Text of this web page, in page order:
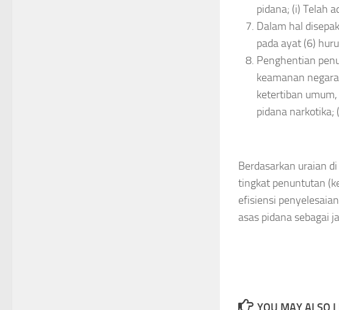
pidana; (i) Telah
Dalam hal
pada ayat (6)
Penghentian
keamanan
ketertiban
pidana narkotika;
Berdasarkan uraian
tingkat penuntutan
efisiensi
asas pidana sebagai